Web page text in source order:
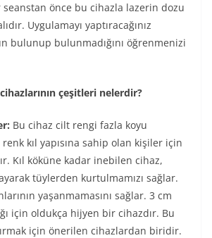
seanstan önce bu cihazla lazerin dozu
Uygulamayı yaptıracağınız
bulunup bulunmadığını öğrenmenizi
çeşitleri nelerdir?
Bu cihaz cilt rengi fazla koyu
kıl yapısına sahip olan kişiler için
Kıl köküne kadar inebilen cihaz,
tüylerden kurtulmamızı sağlar.
yaşanmamasını sağlar. 3 cm
için oldukça hijyen bir cihazdır. Bu
için önerilen cihazlardan biridir.